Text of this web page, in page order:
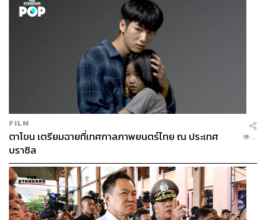
คณิศ แสงสุพรรณ
ดอน นาครทรรพ
เชื้อไวรัสโคโรนา
COVID-19
วัคซีนไวรัสโคโรนา
Video Conference
วัคซีนโควิด-19
เศรษฐกิจ
นักวิชาการ
เศรษฐกิจไทย
เสวนาวิชาการ EEC
32
FILM
ตาโขน เตรียมฉายที่เทศกาลภาพยนตร์ไทย ณ ประเทศ
บราซิล
...